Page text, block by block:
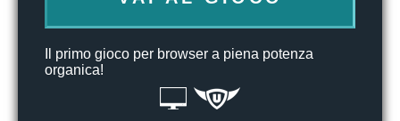
Il primo gioco per browser a piena potenza
organica!